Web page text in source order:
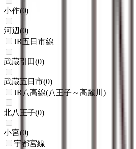
小作(0)
河辺(0)
JR五日市線
武蔵引田(0)
武蔵五日市(0)
JR八高線(八王子～高麗川)
北八王子(0)
小宮(0)
宇都宮線